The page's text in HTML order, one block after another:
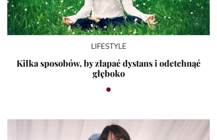
LIFESTYLE
Kilka sposobów, by złapać dystans i odetchnąć
głęboko